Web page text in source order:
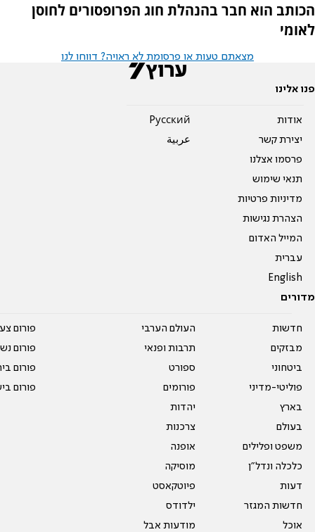
הכותב הוא חבר בהנהלת חוג הפרופסורים לחוסן
לאומי
מצאתם טעות או פרסומת לא ראויה? דווחו לנו
פנו אלינו
אודות
יצירת קשר
פרסמו אצלנו
תנאי שימוש
מדיניות פרטיות
הצהרת נגישות
המייל האדום
עברית
English
Pусский
عربية
מדורים
חדשות
מבזקים
ביטחוני
פוליטי-מדיני
בארץ
בעולם
משפט ופלילים
כלכלה ונדל"ן
דעות
חדשות המגזר
אוכל
העולם הערבי
תרבות ופנאי
ספורט
פורומים
יהדות
צרכנות
אופנה
מוסיקה
פיוטקאסט
ילדודס
מודעות אבל
פורום
פורום
פורום
פורום